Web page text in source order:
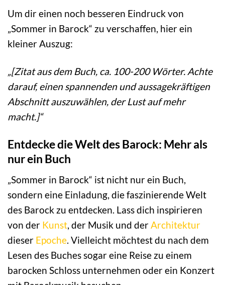
Um dir einen noch besseren Eindruck von
„Sommer in Barock“ zu verschaffen, hier ein
kleiner Auszug:
„[Zitat aus dem Buch, ca. 100-200 Wörter. Achte
darauf, einen spannenden und aussagekräftigen
Abschnitt auszuwählen, der Lust auf mehr
macht.]“
Entdecke die Welt des Barock: Mehr als
nur ein Buch
„Sommer in Barock“ ist nicht nur ein Buch,
sondern eine Einladung, die faszinierende Welt
des Barock zu entdecken. Lass dich inspirieren
von der Kunst , der Musik und der Architektur
dieser Epoche . Vielleicht möchtest du nach dem
Lesen des Buches sogar eine Reise zu einem
barocken Schloss unternehmen oder ein Konzert